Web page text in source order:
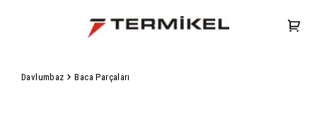
Davlumbaz Baca Parçaları